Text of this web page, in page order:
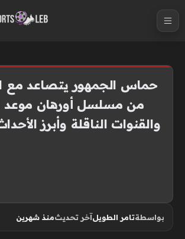
من مسلسل أورهان
والقنوات الناقلة وأبرز
بواسطةتامر الطويلآخر تحديثمنذ شهرين